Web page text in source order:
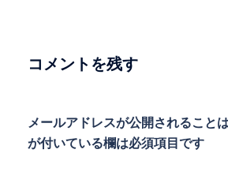
ョコメントを残す
メールアドレスが公開されること
が付いている欄は必須項目です